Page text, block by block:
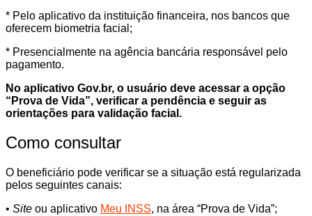
* Pelo aplicativo da instituição financeira, nos bancos que
oferecem biometria facial;
* Presencialmente na agência bancária responsável pelo
pagamento.
No aplicativo Gov.br, o usuário deve acessar a opção
“Prova de Vida”, verificar a pendência e seguir as
orientações para validação facial.
Como consultar
O beneficiário pode verificar se a situação está regularizada
pelos seguintes canais:
• Site ou aplicativo Meu INSS, na área “Prova de Vida”;